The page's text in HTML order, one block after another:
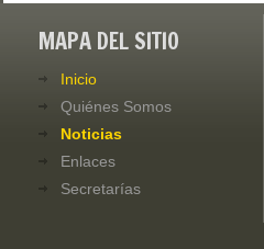
MAPA DEL SITIO
Inicio
Quiénes Somos
Noticias
Enlaces
Secretarías